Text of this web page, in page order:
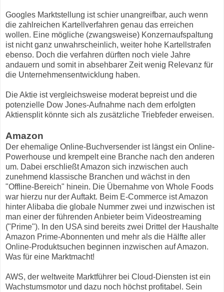
Googles Marktstellung ist schier unangreifbar, auch wenn
die zahlreichen Kartellverfahren genau das erreichen
wollen. Eine mögliche (zwangsweise) Konzernaufspaltung
ist nicht ganz unwahrscheinlich, weiter hohe Kartellstrafen
ebenso. Doch die verfahren dürften noch viele Jahre
andauern und somit in absehbarer Zeit wenig Relevanz für
die Unternehmensentwicklung haben.
Die Aktie ist vergleichsweise moderat bepreist und die
potenzielle Dow Jones-Aufnahme nach dem erfolgten
Aktiensplit könnte sich als zusätzliche Triebfeder erweisen.
Amazon
Der ehemalige Online-Buchversender ist längst ein Online-
Powerhouse und krempelt eine Branche nach den anderen
um. Dabei erschließt Amazon sich inzwischen auch
zunehmend klassische Branchen und wächst in den
"Offline-Bereich" hinein. Die Übernahme von Whole Foods
war hierzu nur der Auftakt. Beim E-Commerce ist Amazon
hinter Alibaba die globale Nummer zwei und inzwischen ist
man einer der führenden Anbieter beim Videostreaming
("Prime"). In den USA sind bereits zwei Drittel der Haushalte
Amazon Prime-Abonnenten und mehr als die Hälfte aller
Online-Produktsuchen beginnen inzwischen auf Amazon.
Was für eine Marktmacht!
AWS, der weltweite Marktführer bei Cloud-Diensten ist ein
Wachstumsmotor und dazu noch höchst profitabel. Sein